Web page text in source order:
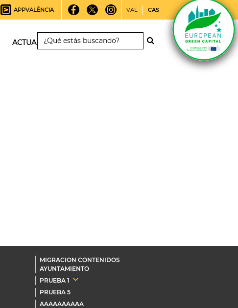
APPVALÈNCIA VAL CAS
ACTUALIDAD
MIGRACION CONTENIDOS
AYUNTAMIENTO
PRUEBA 1
PRUEBA 5
AAAAAAAAAA